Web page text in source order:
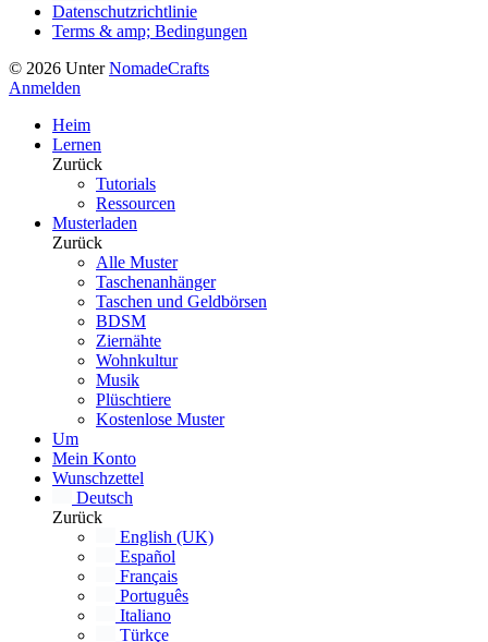
Datenschutzrichtlinie
Terms & amp; Bedingungen
© 2026 UnterNomadeCrafts
Anmelden
Heim
Lernen
Zurück
Tutorials
Ressourcen
Musterladen
Zurück
Alle Muster
Taschenanhänger
Taschen und Geldbörsen
BDSM
Ziernähte
Wohnkultur
Musik
Plüschtiere
Kostenlose Muster
Um
Mein Konto
Wunschzettel
Deutsch
Zurück
English (UK)
Español
Français
Português
Italiano
Türkçe